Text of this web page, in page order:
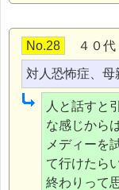
No.28 ４０
対人恐怖症、
人と話すと
な感じから
メディーを
て行けたら
終わりって